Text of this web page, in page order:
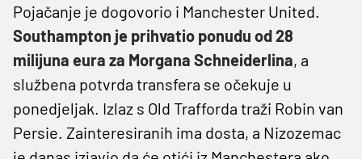
Pojačanje je dogovorio i Manchester United.
Southampton je prihvatio ponudu od 28
milijuna eura za Morgana Schneiderlina, a
službena potvrda transfera se očekuje u
ponedjeljak. Izlaz s Old Trafforda traži Robin van
Persie. Zainteresiranih ima dosta, a Nizozemac